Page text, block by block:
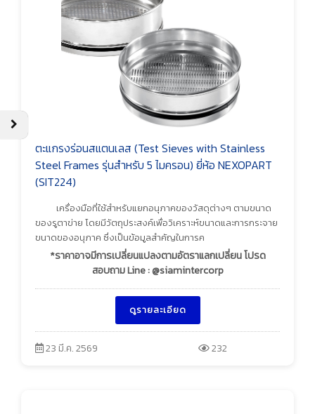
ตะแกรงร่อนสแตนเลส (Test Sieves with Stainless
Steel Frames รุ่นสำหรับ 5 ไมครอน) ยี่ห้อ NEXOPART
(SIT224)
เครื่องมือที่ใช้สำหรับแยกอนุภาคของวัสดุต่างๆ ตามขนาด
ของรูตาข่าย โดยมีวัตถุประสงค์เพื่อวิเคราะห์ขนาดและการกระจาย
ขนาดของอนุภาค ซึ่งเป็นข้อมูลสำคัญในการค
*ราคาอาจมีการเปลี่ยนแปลงตามอัตราแลกเปลี่ยน โปรด
สอบถาม Line : @siamintercorp
ดูรายละเอียด
23 มี.ค. 2569 232